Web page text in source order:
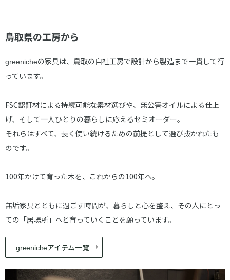
鳥取県の工房から
greenicheの家具は、鳥取の自社工房で設計から製造まで一貫して行
っています。
FSC認証材による持続可能な素材選びや、無公害オイルによる仕上
げ、そして一人ひとりの暮らしに応えるセミオーダー。
それらはすべて、長く使い続けるための前提として選び抜かれたも
のです。
100年かけて育った木を、これからの100年へ。
無垢家具とともに過ごす時間が、暮らしと心を整え、その人にとっ
ての「居場所」へと育っていくことを願っています。
greenicheアイテム一覧